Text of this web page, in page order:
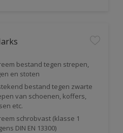
bestand tegen strepen,
en stoten
bestand tegen zwarte
van schoenen, koffers,
etc.
schrobvast (klasse 1
DIN EN 13300)